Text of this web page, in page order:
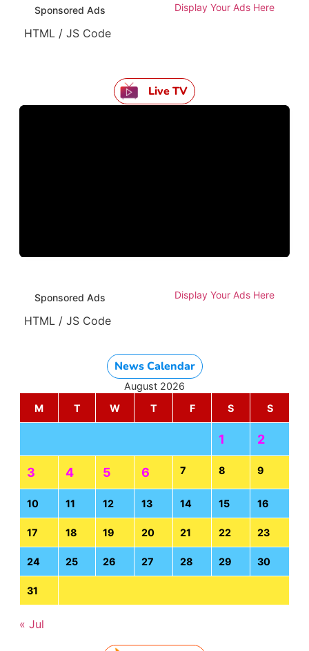
Sponsored Ads Display Your Ads Here
HTML / JS Code
Live TV
Sponsored Ads Display Your Ads Here
HTML / JS Code
News Calendar
August 2026
M
T W T F S S
1 2
3 4 5 6 7 8 9
10 11 12 13 14 15 16
17 18 19 20 21 22 23
24 25 26 27 28 29 30
31
« Jul